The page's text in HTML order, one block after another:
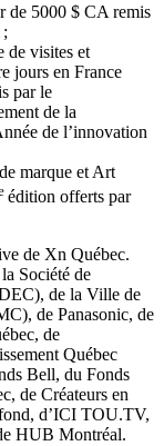
de 5000 $ CA remis
de visites et
jours en France
par le
de la
de l’innovation
marque et Art
édition offerts par
de Xn Québec.
Société de
de la Ville de
de Panasonic, de
de
Québec
Bell, du Fonds
de Créateurs en
d’ICI TOU.TV,
HUB Montréal.